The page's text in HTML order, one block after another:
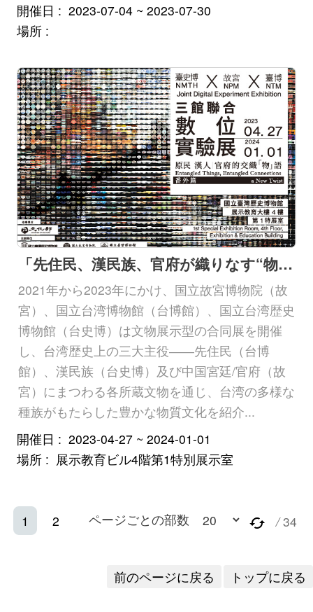
開催日
2023-07-04 ~ 2023-07-30
場所
「先住民、漢民族、官府が織りなす“物”語」番外編 故宮博物院・台湾博物館・台湾歴史博物館 デジタル実験合同展
2021年から2023年にかけ、国立故宮博物院（故
宮）、国立台湾博物館（台博館）、国立台湾歴史
博物館（台史博）は文物展示型の合同展を開催
し、台湾歴史上の三大主役――先住民（台博
館）、漢民族（台史博）及び中国宮廷/官府（故
宮）にまつわる各所蔵文物を通じ、台湾の多様な
種族がもたらした豊かな物質文化を紹介...
開催日
2023-04-27 ~ 2024-01-01
場所
展示教育ビル4階第1特別展示室
1 2 ページごとの部数 / 34
前のページに戻る トップに戻る